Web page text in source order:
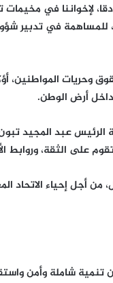
لإخواننا في
للمساهمة في تدبير
وحريات المواطنين،
أرض الوطن.
عبد المجيد
على الثقة، وروابط
من أجل إحياء الاتحاد
تنمية شاملة وأمن